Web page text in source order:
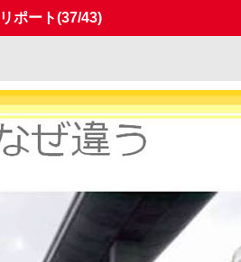
ポート(37/43)